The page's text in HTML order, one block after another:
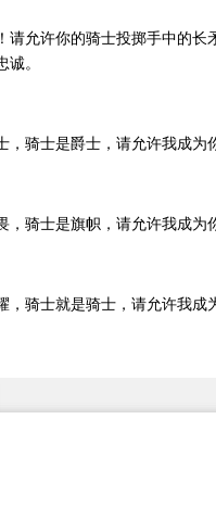
允许你的骑士投掷手中的长
。
骑士是爵士，请允许我成为
骑士是旗帜，请允许我成为
骑士就是骑士，请允许我成